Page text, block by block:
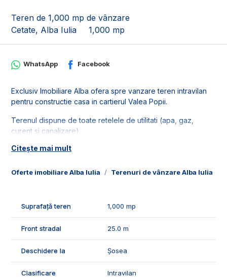
Teren de 1,000 mp de vânzare
Cetate, Alba Iulia
1,000 mp
Oferte imobiliare Alba Iulia Terenuri de vânzare Alba Iulia
WhatsApp Facebook
Exclusiv Imobiliare Alba ofera spre vanzare teren intravilan
pentru constructie casa in cartierul Valea Popii.
Terenul dispune de toate retelele de utilitati (apa, gaz,
curent si canalizare).
Suprafata terenului este de 1000 mp cu deschidere de 25 ml.
Pentru mai multe detalii, sau pentru programarea unei
Citește mai mult
Suprafață teren 1,000 mp
Front stradal 25.0 m
Deschidere la Șosea
Clasificare Intravilan